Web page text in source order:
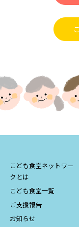
こども食堂ネットワー
クとは
こども食堂一覧
ご支援報告
お知らせ